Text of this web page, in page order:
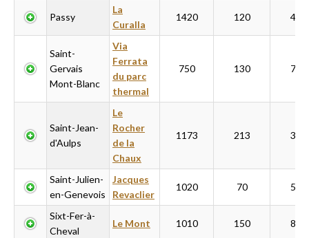
Passy
La
Curalla
1420 120 400
Saint-
Gervais
Mont-Blanc
Via
Ferrata
du parc
thermal
750 130 700
Saint-Jean-
d'Aulps
Le
Rocher
de la
Chaux
1173 213 300
Saint-Julien-
en-Genevois
Jacques
Revaclier
1020 70 500
Sixt-Fer-à-
Cheval
Le Mont 1010 150 800